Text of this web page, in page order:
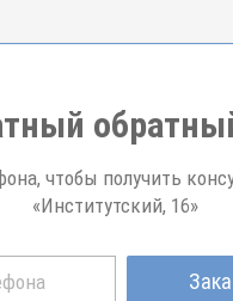
чтобы получить
«Институтский, 16»